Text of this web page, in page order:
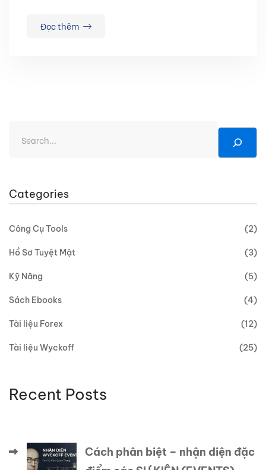
Đọc thêm
Categories
Công Cụ Tools (2)
Hồ Sơ Tuyệt Mật (3)
Kỹ Năng (5)
Sách Ebooks (4)
Tài liệu Forex (12)
Tài liệu Wyckoff (25)
Recent Posts
Cách phân biệt – nhận diện đặc